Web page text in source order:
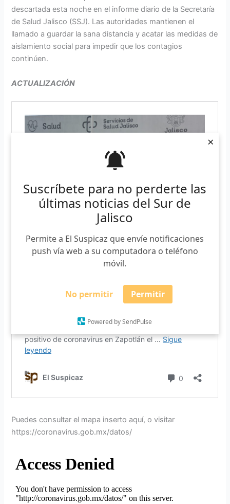
Suscríbete para no perderte las
últimas noticias del Sur de
Jalisco
Permite a El Suspicaz que envíe notificaciones
push vía web a su computadora o teléfono
móvil.
No permitir Permitir
Powered by SendPulse
×
descartada esta noche en el informe diario de la Secretaría
de Salud Jalisco (SSJ). Las autoridades mantienen el
llamado a guardar la sana distancia y acatar las medidas de
aislamiento social para impedir que los contagios
continúen.
ACTUALIZACIÓN
Puedes consultar el mapa inserto aquí, o visitar
https://coronavirus.gob.mx/datos/